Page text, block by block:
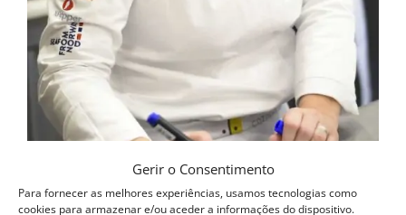
Gerir o Consentimento
Para fornecer as melhores experiências, usamos tecnologias como
cookies para armazenar e/ou aceder a informações do dispositivo.
Curso Cozinha Online